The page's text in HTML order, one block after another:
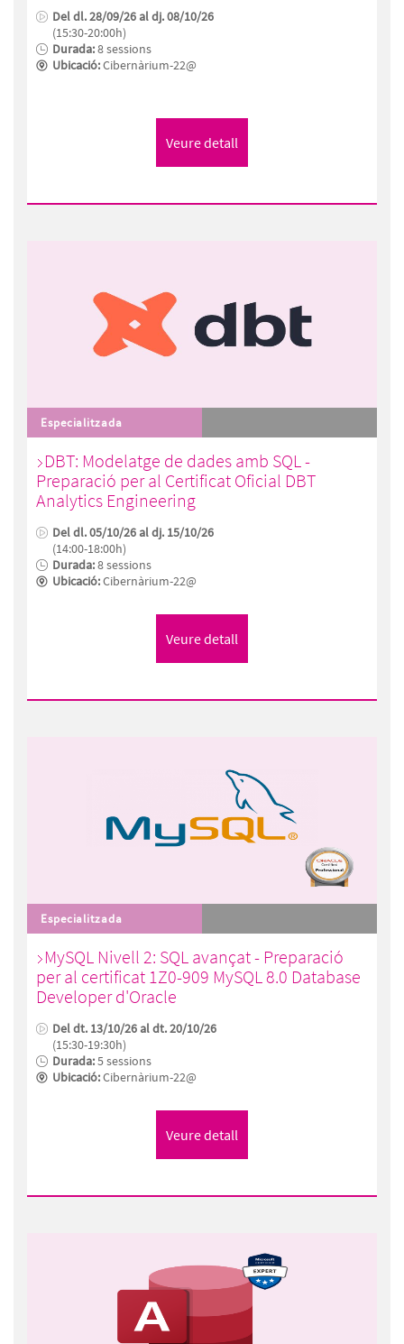
Del dl. 28/09/26 al dj. 08/10/26
(15:30-20:00h)
Durada:8 sessions
Ubicació:Cibernàrium-22@
Especialitzada
DBT: Modelatge de dades amb SQL -
Preparació per al Certificat Oficial DBT
Analytics Engineering
Del dl. 05/10/26 al dj. 15/10/26
(14:00-18:00h)
Durada:8 sessions
Ubicació:Cibernàrium-22@
Especialitzada
MySQL Nivell 2: SQL avançat - Preparació
per al certificat 1Z0-909 MySQL 8.0 Database
Developer d'Oracle
Del dt. 13/10/26 al dt. 20/10/26
(15:30-19:30h)
Durada:5 sessions
Ubicació:Cibernàrium-22@